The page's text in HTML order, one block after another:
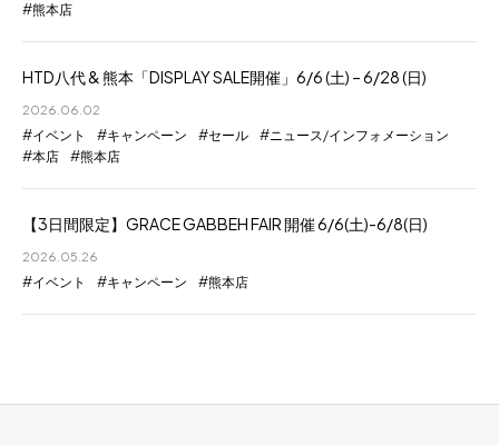
熊本店
HTD八代 & 熊本「DISPLAY SALE開催」6/6 (土) – 6/28 (日)
2026.06.02
イベント キャンペーン セール
ニュース/インフォメーション
本店
熊本店
【3日間限定】GRACE GABBEH FAIR 開催 6/6(土)-6/8(日)
2026.05.26
イベント キャンペーン 熊本店